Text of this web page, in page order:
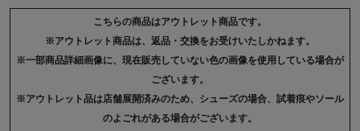
こちらの商品はアウトレット商品です。
※アウトレット商品は、返品・交換をお受けいたしかねます。
※一部商品詳細画像に、現在販売していない色の画像を使用している場合が
ございます。
※アウトレット品は店舗展開済みのため、シューズの場合、試着痕やソール
のよごれがある場合がございます。